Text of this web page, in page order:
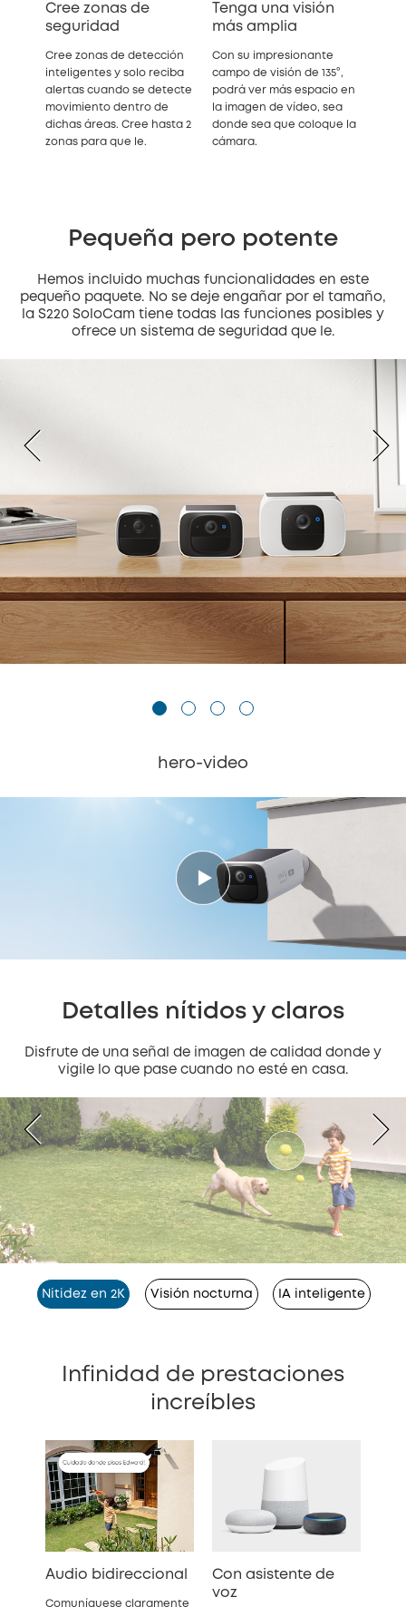
Cree zonas de
seguridad
Cree zonas de detección
inteligentes y solo reciba
alertas cuando se detecte
movimiento dentro de
dichas áreas. Cree hasta 2
zonas para que le.
Tenga una visión
más amplia
Con su impresionante
campo de visión de 135°,
podrá ver más espacio en
la imagen de vídeo, sea
donde sea que coloque la
cámara.
Pequeña pero potente
Hemos incluido muchas funcionalidades en este
pequeño paquete. No se deje engañar por el tamaño,
la S220 SoloCam tiene todas las funciones posibles y
ofrece un sistema de seguridad que le.
hero-video
Detalles nítidos y claros
Disfrute de una señal de imagen de calidad donde y
vigile lo que pase cuando no esté en casa.
Nitidez en 2K Visión nocturna IA inteligente
Infinidad de prestaciones
increíbles
Audio bidireccional
Comuníquese claramente
Con asistente de
voz